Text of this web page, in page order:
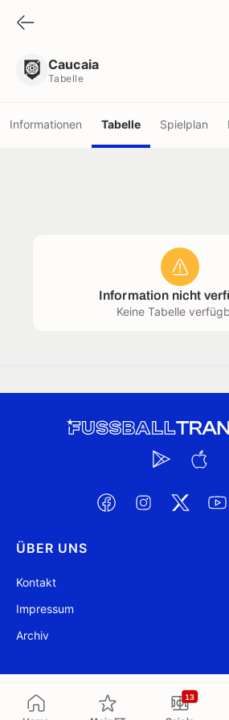
13
Caucaia
Tabelle
Informationen Tabelle Spielplan
Information nicht
Keine Tabelle
ÜBER UNS
Kontakt
Impressum
Archiv
@ FussballTransfers.com 2009-2026